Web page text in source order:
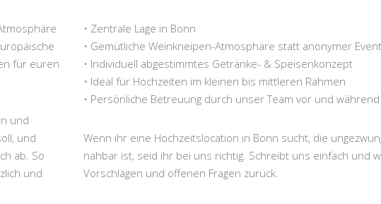
für euren
und
und
ab. So
und
• Zentrale Lage in Bonn
• Gemütliche Weinkneipen-Atmosphäre statt anonymer
• Individuell abgestimmtes Getränke- & Speisenkonzept
• Ideal für Hochzeiten im kleinen bis mittleren Rahmen
• Persönliche Betreuung durch unser Team vor und
Wenn ihr eine Hochzeitslocation in Bonn sucht, die
nahbar ist, seid ihr bei uns richtig. Schreibt uns einfach und
Vorschlägen und offenen Fragen zurück.